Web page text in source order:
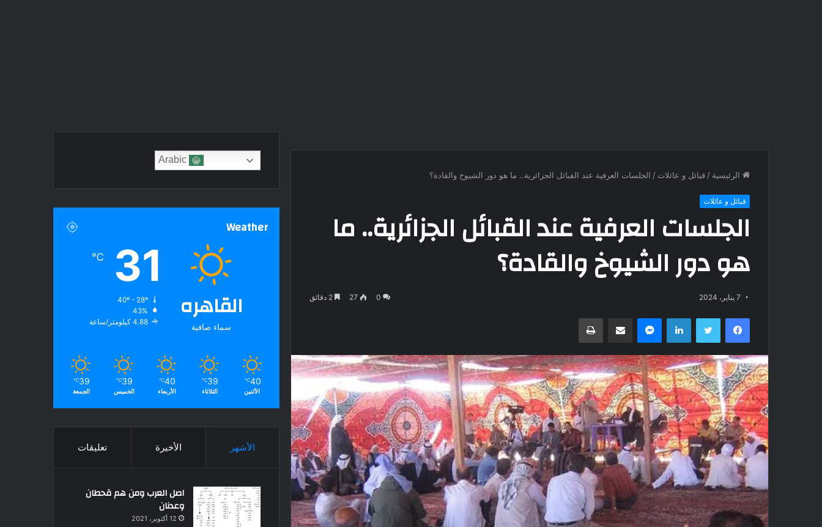
الرئيسية / قبائل و عائلات / الجلسات العرفية عند القبائل الجزائرية.. ما هو دور الشيوخ والقادة؟
قبائل و عائلات
الجلسات العرفية عند القبائل الجزائرية.. ما
هو دور الشيوخ والقادة؟
7 يناير، 2024 0
27
فيسبوك تويتر لينكدإن ماسنجر مشاركة عبر البريد طباعة
Arabic
Weather
القاهره
سماء صافية
31
℃
43%
4.88 كيلومتر/ساعة
40
℃
الأثنين
39
℃
الثلاثاء
40
℃
الأربعاء
39
℃
الخميس
39
℃
الجمعة
الأشهر الأخيرة تعليقات
اصل العرب ومن هم قحطان
وعدنان
12 أكتوبر، 2021